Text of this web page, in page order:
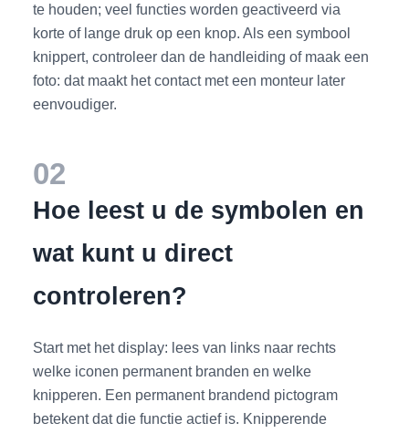
te houden; veel functies worden geactiveerd via
korte of lange druk op een knop. Als een symbool
knippert, controleer dan de handleiding of maak een
foto: dat maakt het contact met een monteur later
eenvoudiger.
02
Hoe leest u de symbolen en
wat kunt u direct
controleren?
Start met het display: lees van links naar rechts
welke iconen permanent branden en welke
knipperen. Een permanent brandend pictogram
betekent dat die functie actief is. Knipperende